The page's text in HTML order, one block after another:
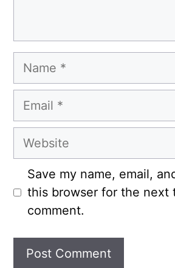
Name
Email
Website
Save my name, email,
this browser for the next
comment.